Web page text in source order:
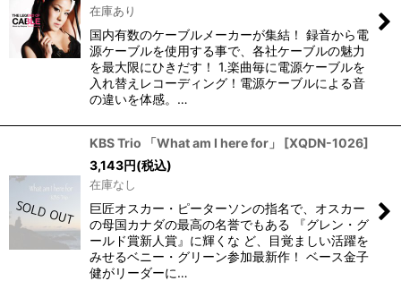
在庫あり
国内有数のケーブルメーカーが集結！ 録音から電
源ケーブルを使用する事で、各社ケーブルの魅力
を最大限にひきだす！ 1.楽曲毎に電源ケーブルを
入れ替えレコーディング！電源ケーブルによる音
の違いを体感。…
KBS Trio 「What am I here for」 [XQDN-1026]
3,143円(税込)
在庫なし
巨匠オスカー・ピーターソンの指名で、オスカー
の母国カナダの最高の名誉でもある 『グレン・グ
ールド賞新人賞』に輝くな ど、目覚ましい活躍を
みせるベニー・グリーン参加最新作！ ベース金子
健がリーダーに…